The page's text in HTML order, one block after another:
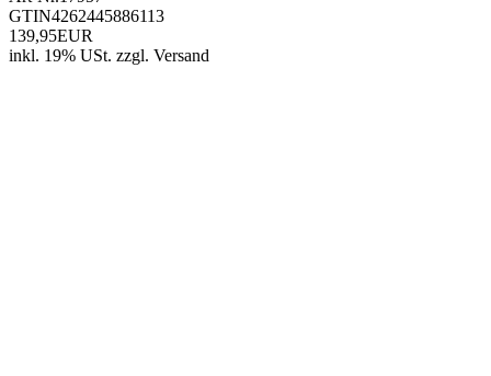
GTIN4262445886113
139,95EUR
inkl. 19% USt. zzgl. Versand